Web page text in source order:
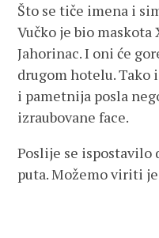
Što se tiče imena i
Vučko je bio maskota
Jahorinac. I oni će
drugom hotelu. Tako
i pametnija posla
izraubovane face.
Poslije se ispostavilo
puta. Možemo viriti